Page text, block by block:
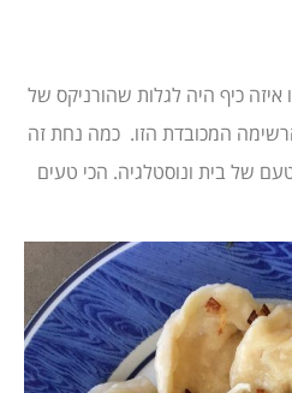
איזה כיף היה לגלות שהורניקס של
המכובדת הזו. כמה נחת זה
של בית ונוסטלגיה. הכי טעים